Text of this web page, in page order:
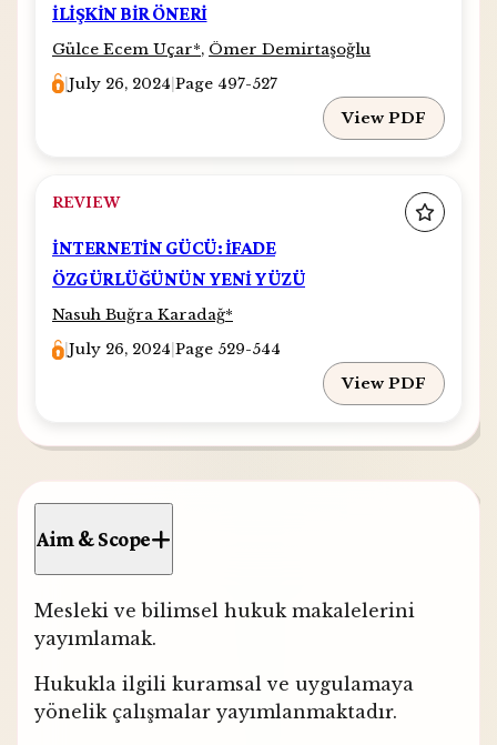
İLİŞKİN BİR ÖNERİ
Gülce Ecem Uçar*, Ömer Demirtaşoğlu
|July 26, 2024 |Page 497-527
View PDF
REVIEW
İNTERNETİN GÜCÜ: İFADE
ÖZGÜRLÜĞÜNÜN YENİ YÜZÜ
Nasuh Buğra Karadağ*
|July 26, 2024 |Page 529-544
View PDF
Aim & Scope
Mesleki ve bilimsel hukuk makalelerini
yayımlamak.
Hukukla ilgili kuramsal ve uygulamaya
yönelik çalışmalar yayımlanmaktadır.